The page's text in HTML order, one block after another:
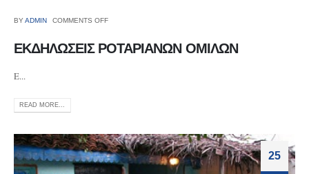
BYADMIN COMMENTS OFF
ΕΚΔΗΛΩΣΕΙΣ ΡΟΤΑΡΙΑΝΩΝ ΟΜΙΛΩΝ
E...
READ MORE...
25